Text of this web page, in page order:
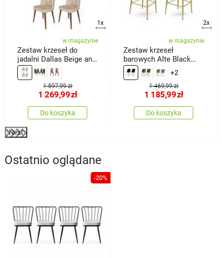
1x
w magazynie
Zestaw krzeseł do
jadalni Dallas Beige and
Brown, 4 szt.
1 597,99 zł
1 269,99zł
Do koszyka
2x
w magazynie
Zestaw krzeseł
barowych Alte Black
and Gold, 2 szt.+2
1 469,99 zł
1 185,99zł
Do koszyka
Next
Ostatnio oglądane
-20%